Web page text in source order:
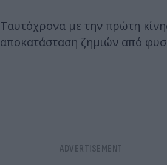
Ταυτόχρονα με την πρώτη
αποκατάσταση ζημιών από